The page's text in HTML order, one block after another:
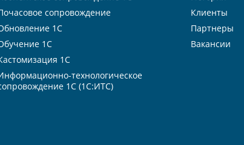
сопровождение
1С
1С
1С
технологическое
1С (1С:ИТС)
Клиенты
Партнеры
Вакансии